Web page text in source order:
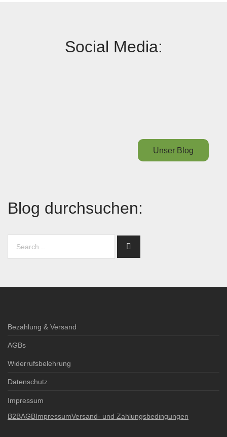
Social Media:
Unser Blog
Blog durchsuchen:
Bezahlung & Versand
AGBs
Widerrufsbelehrung
Datenschutz
Impressum
B2BAGBImpressumVersand- und Zahlungsbedingungen